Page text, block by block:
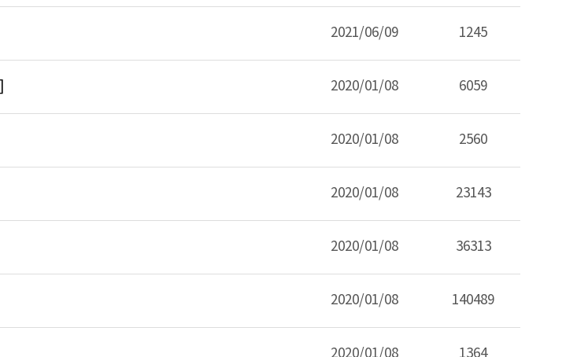
2021/06/09 1245
2020/01/08 6059
2020/01/08 2560
2020/01/08 23143
2020/01/08 36313
2020/01/08 140489
2020/01/08 1364